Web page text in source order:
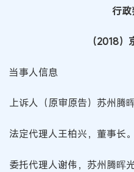
行
（2018
当事人信息
上诉人（原审原告）苏州腾
法定代理人王柏兴，董事长。
委托代理人谢伟，苏州腾晖